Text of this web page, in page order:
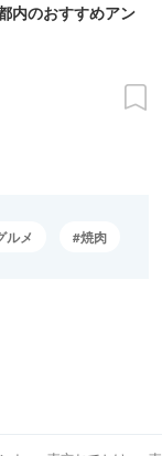
内のおすすめアン
ルメ 焼肉